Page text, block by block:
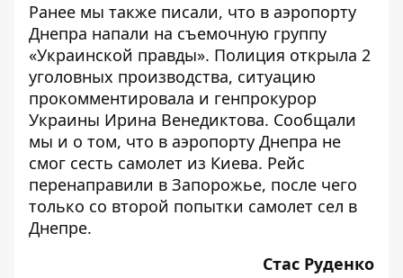
Ранее мы также писали, что в аэропорту
Днепра напали на съемочную группу
«Украинской правды». Полиция открыла 2
уголовных производства, ситуацию
прокомментировала и генпрокурор
Украины Ирина Венедиктова. Сообщали
мы и о том, что в аэропорту Днепра не
смог сесть самолет из Киева. Рейс
перенаправили в Запорожье, после чего
только со второй попытки самолет сел в
Днепре.
Стас Руденко